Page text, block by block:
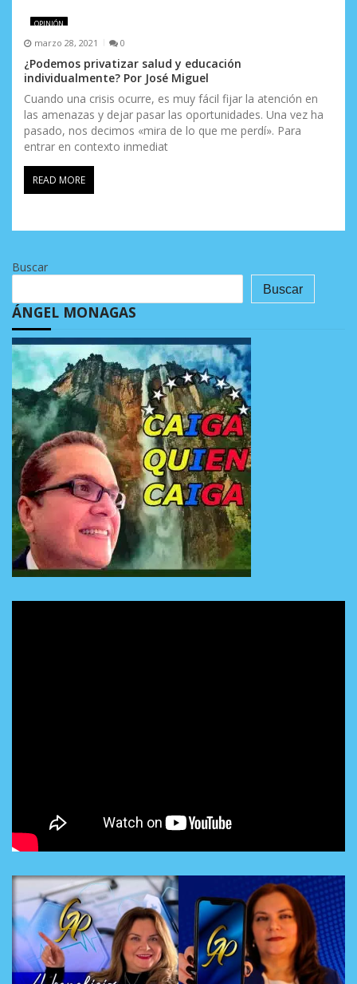
OPINIÓN
marzo 28, 2021 0
¿Podemos privatizar salud y educación
individualmente? Por José Miguel
Cuando una crisis ocurre, es muy fácil fijar la atención en
las amenazas y dejar pasar las oportunidades. Una vez ha
pasado, nos decimos «mira de lo que me perdí». Para
entrar en contexto inmediat
READ MORE
Buscar
Buscar
ÁNGEL MONAGAS